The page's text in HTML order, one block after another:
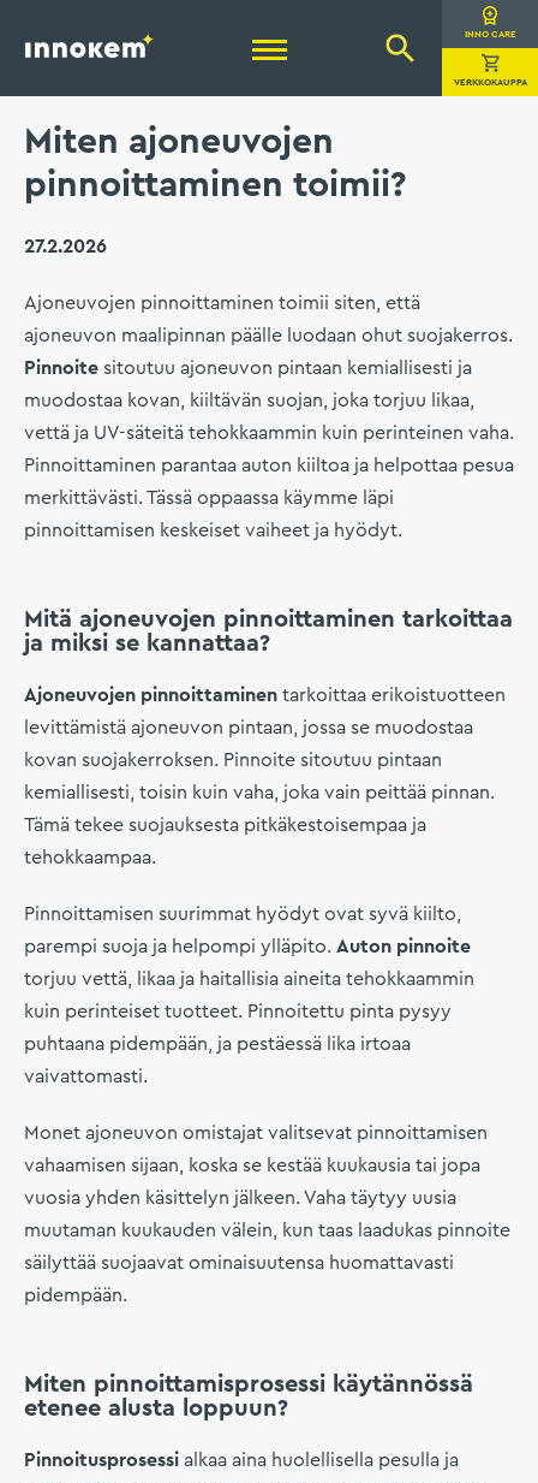
Innokem Oy INNO CARE
VERKKOKAUPPA
Miten ajoneuvojen
pinnoittaminen toimii?
27.2.2026
Ajoneuvojen pinnoittaminen toimii siten, että
ajoneuvon maalipinnan päälle luodaan ohut suojakerros.
Pinnoite sitoutuu ajoneuvon pintaan kemiallisesti ja
muodostaa kovan, kiiltävän suojan, joka torjuu likaa,
vettä ja UV-säteitä tehokkaammin kuin perinteinen vaha.
Pinnoittaminen parantaa auton kiiltoa ja helpottaa pesua
merkittävästi. Tässä oppaassa käymme läpi
pinnoittamisen keskeiset vaiheet ja hyödyt.
Mitä ajoneuvojen pinnoittaminen tarkoittaa
ja miksi se kannattaa?
Ajoneuvojen pinnoittaminen tarkoittaa erikoistuotteen
levittämistä ajoneuvon pintaan, jossa se muodostaa
kovan suojakerroksen. Pinnoite sitoutuu pintaan
kemiallisesti, toisin kuin vaha, joka vain peittää pinnan.
Tämä tekee suojauksesta pitkäkestoisempaa ja
tehokkaampaa.
Pinnoittamisen suurimmat hyödyt ovat syvä kiilto,
parempi suoja ja helpompi ylläpito. Auton pinnoite
torjuu vettä, likaa ja haitallisia aineita tehokkaammin
kuin perinteiset tuotteet. Pinnoitettu pinta pysyy
puhtaana pidempään, ja pestäessä lika irtoaa
vaivattomasti.
Monet ajoneuvon omistajat valitsevat pinnoittamisen
vahaamisen sijaan, koska se kestää kuukausia tai jopa
vuosia yhden käsittelyn jälkeen. Vaha täytyy uusia
muutaman kuukauden välein, kun taas laadukas pinnoite
säilyttää suojaavat ominaisuutensa huomattavasti
pidempään.
Miten pinnoittamisprosessi käytännössä
etenee alusta loppuun?
Pinnoitusprosessi alkaa aina huolellisella pesulla ja